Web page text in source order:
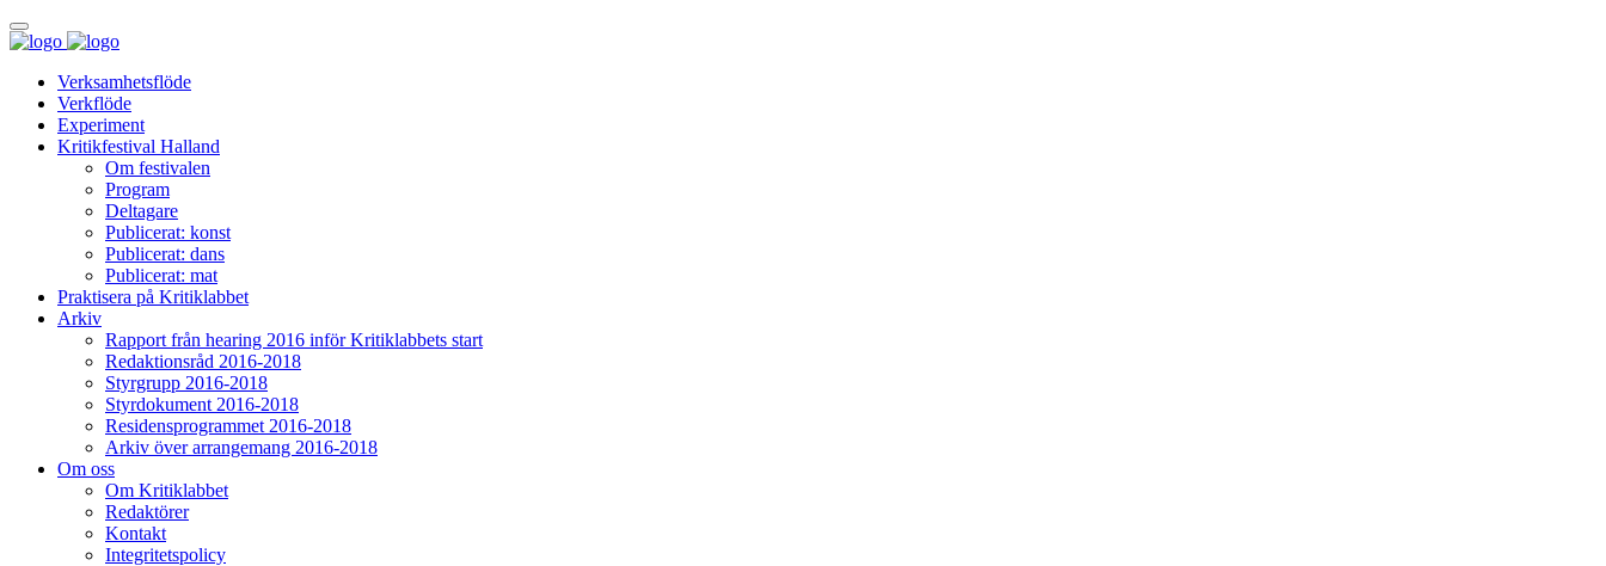
Verksamhetsflöde
Verkflöde
Experiment
Kritikfestival Halland
Om festivalen
Program
Deltagare
Publicerat: konst
Publicerat: dans
Publicerat: mat
Praktisera på Kritiklabbet
Arkiv
Rapport från hearing 2016 inför Kritiklabbets start
Redaktionsråd 2016-2018
Styrgrupp 2016-2018
Styrdokument 2016-2018
Residensprogrammet 2016-2018
Arkiv över arrangemang 2016-2018
Om oss
Om Kritiklabbet
Redaktörer
Kontakt
Integritetspolicy